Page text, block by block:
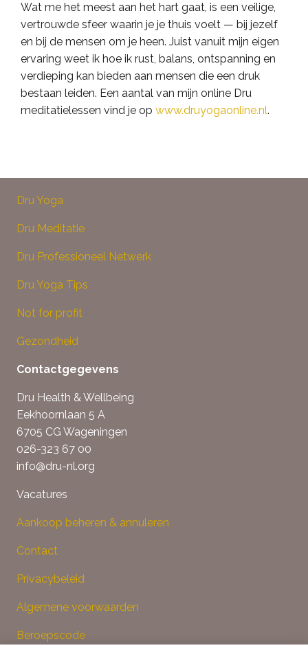
Wat me het meest aan het hart gaat, is een veilige,
vertrouwde sfeer waarin je je thuis voelt — bij jezelf
en bij de mensen om je heen. Juist vanuit mijn eigen
ervaring weet ik hoe ik rust, balans, ontspanning en
verdieping kan bieden aan mensen die een druk
bestaan leiden. Een aantal van mijn online Dru
meditatielessen vind je op www.druyogaonline.nl.
Dru Yoga
Dru Meditatie
Dru Professioneel Netwerk
Dru Yoga Tips
Not for profit
Gezondheid
Contactgegevens
Dru Health & Wellbeing
Eekhoornlaan 5 A
6705 CG Wageningen
026-323 67 00
info@dru-nl.org
Vacatures
Aankoop beheren & annuleren
Contact
Privacybeleid
Algemene voorwaarden
Beroepscode